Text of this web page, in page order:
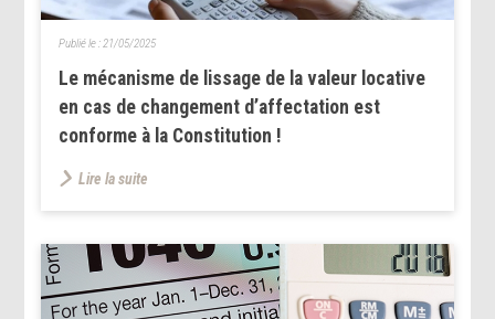
Le mécanisme de lissage de la valeur locative
en cas de changement d’affectation est
conforme à la Constitution !
Publié le : 21/05/2025
Lire la suite